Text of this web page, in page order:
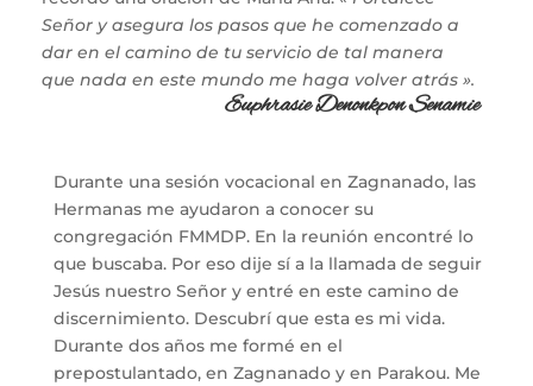
Señor y asegura los pasos que he comenzado a
dar en el camino de tu servicio de tal manera
que nada en este mundo me haga volver atrás ».
Euphrasie Denonkpon Senamie
Durante una sesión vocacional en Zagnanado, las
Hermanas me ayudaron a conocer su
congregación FMMDP. En la reunión encontré lo
que buscaba. Por eso dije sí a la llamada de seguir
Jesús nuestro Señor y entré en este camino de
discernimiento. Descubrí que esta es mi vida.
Durante dos años me formé en el
prepostulantado, en Zagnanado y en Parakou. Me